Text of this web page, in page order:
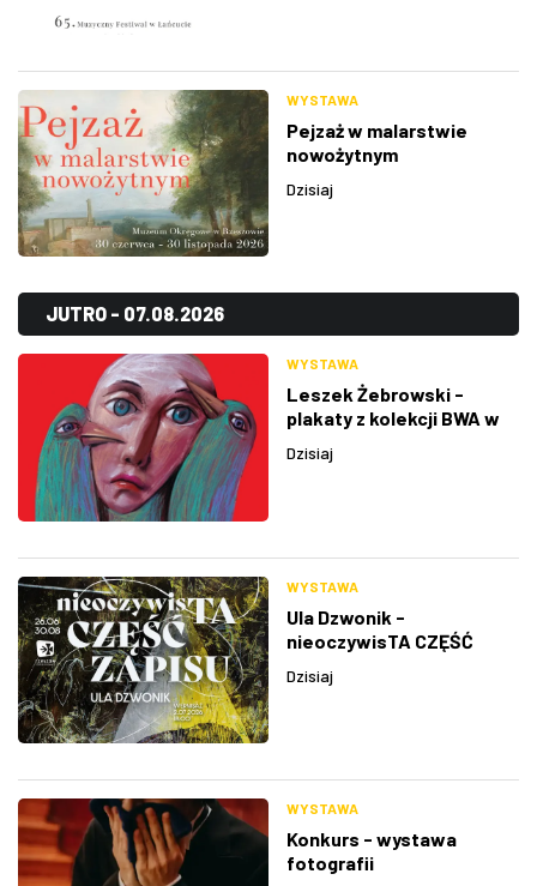
WYSTAWA
Pejzaż w malarstwie
nowożytnym
Dzisiaj
JUTRO - 07.08.2026
WYSTAWA
Leszek Żebrowski -
plakaty z kolekcji BWA w
Dzisiaj
WYSTAWA
Ula Dzwonik -
nieoczywisTA CZĘŚĆ
Dzisiaj
WYSTAWA
Konkurs - wystawa
fotografii